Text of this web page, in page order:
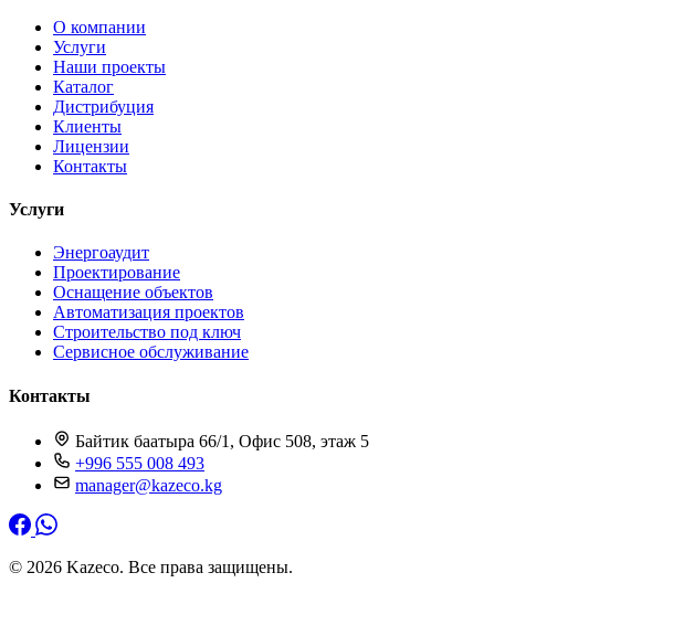
О компании
Услуги
Наши проекты
Каталог
Дистрибуция
Клиенты
Лицензии
Контакты
Услуги
Энергоаудит
Проектирование
Оснащение объектов
Автоматизация проектов
Строительство под ключ
Сервисное обслуживание
Контакты
Байтик баатыра 66/1, Офис 508, этаж 5
+996 555 008 493
manager@kazeco.kg
© 2026 Kazeco. Все права защищены.